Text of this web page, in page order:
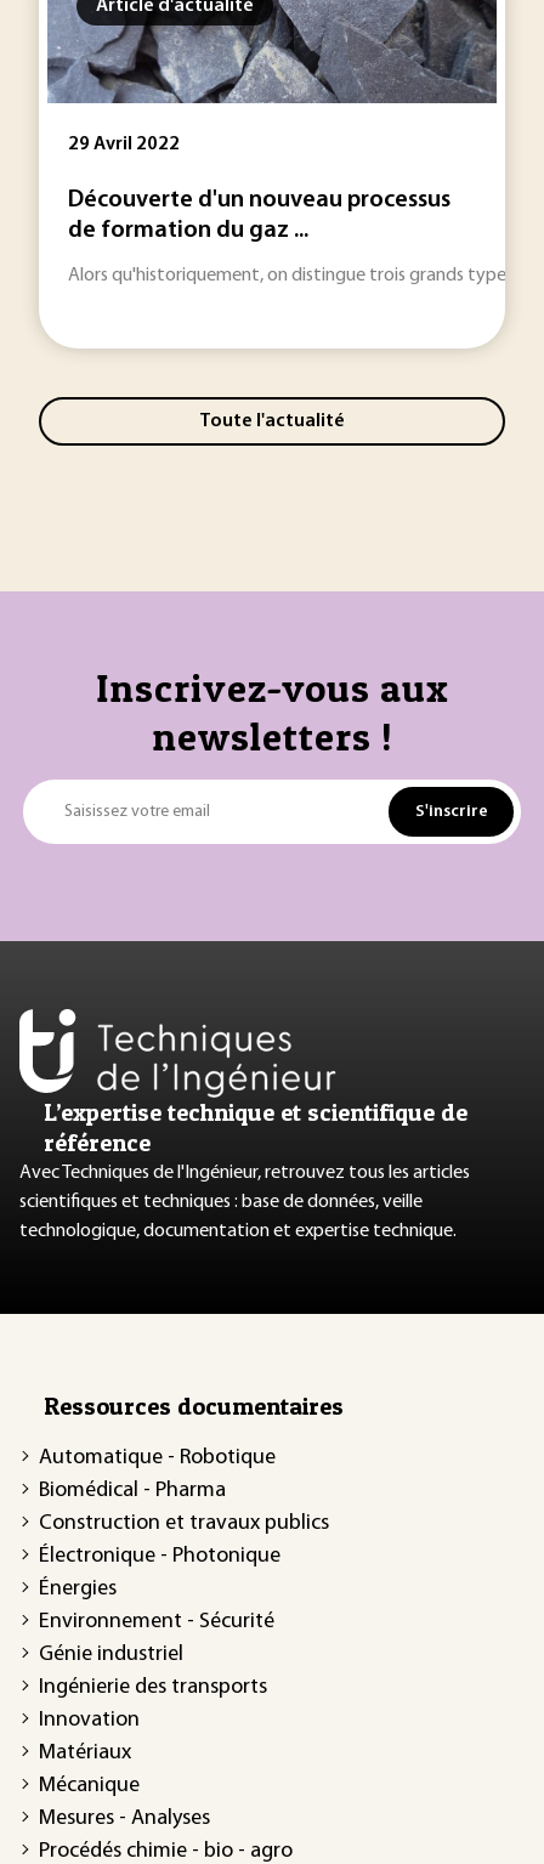
Article d'actualité
29 Avril 2022
Découverte d'un nouveau processus
de formation du gaz ...
Alors qu'historiquement, on distingue trois grands types
Toute l'actualité
Inscrivez-vous aux
newsletters !
Saisissez votre email S'inscrire
L’expertise technique et scientifique de
référence
Avec Techniques de l'Ingénieur, retrouvez tous les articles
scientifiques et techniques : base de données, veille
technologique, documentation et expertise technique.
Ressources documentaires
Automatique - Robotique
Biomédical - Pharma
Construction et travaux publics
Électronique - Photonique
Énergies
Environnement - Sécurité
Génie industriel
Ingénierie des transports
Innovation
Matériaux
Mécanique
Mesures - Analyses
Procédés chimie - bio - agro